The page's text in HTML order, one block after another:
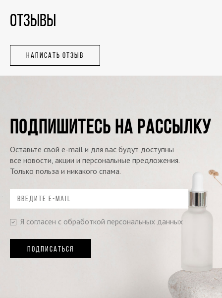
ОТЗЫВЫ
НАПИСАТЬ ОТЗЫВ
ПОДПИШИТЕСЬ НА РАССЫЛКУ
Оставьте свой e-mail и для вас будут доступны
все новости, акции и персональные предложения.
Только польза и никакого спама.
Я согласен с обработкой персональных данных
ПОДПИСАТЬСЯ